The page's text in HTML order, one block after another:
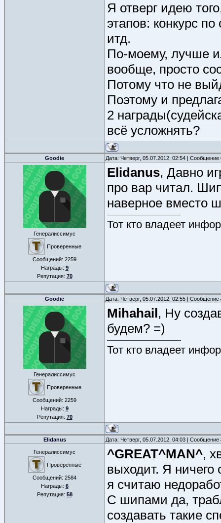
Я отверг идею
этапов: конкурс
итд.
По-моему, лучше
вообще, просто
Потому что не
Поэтому и
2
всё усложнять?
Goodie Дата: Четверг, 05.07.2012, 02:54 |
Генералиссимус
Проверенные
Сообщений: 2259
Награды: 9
Репутация: 70
Elidanus, Давно
про вар читал.
наверное вместо
Тот кто владеет
Goodie Дата: Четверг, 05.07.2012, 02:55 |
Генералиссимус
Проверенные
Сообщений: 2259
Награды: 9
Репутация: 70
Mihahail, Ну
будем? =)
Тот кто владеет
Elidanus Дата: Четверг, 05.07.2012, 04:03 |
Генералиссимус
Проверенные
Сообщений: 2584
Награды: 6
Репутация: 58
^GREAT^MAN^,
выходит. Я ничего
я считаю
С шипами да,
создавать такие